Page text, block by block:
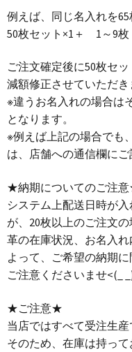
例えば、同じ名入れを65
50枚セット×1＋ 1～9
ご注文確定後に50枚セ
減額修正させていただ
※違うお名入れの場合は
となります。
※例えば上記の場合でも
は、店舗への通信欄にご
★納期についてのご注
システム上配送日時が
が、20枚以上のご注文の
革の在庫状況、お名入
よって、ご希望の納期
ご注意くださいませ<(_
★ご注意★
当店ではすべて受注生産
そのため、在庫は持っ